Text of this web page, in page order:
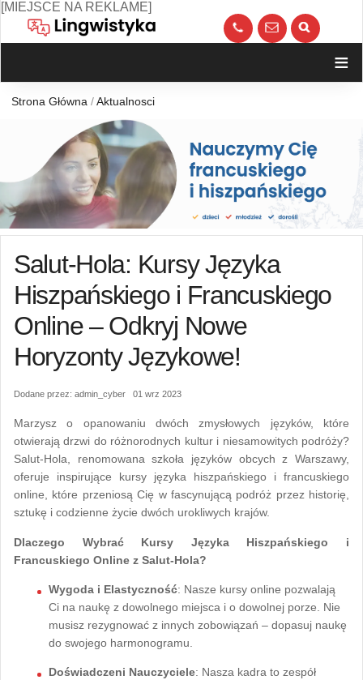
Skip
content
[MIEJSCE NA REKLAME]
≡
Strona Główna /Aktualnosci
Salut-Hola: Kursy Języka
Hiszpańskiego i Francuskiego
Online – Odkryj Nowe
Horyzonty Językowe!
Dodane przez: admin_cyber 01 wrz 2023
Marzysz o opanowaniu dwóch zmysłowych języków, które
otwierają drzwi do różnorodnych kultur i niesamowitych podróży?
Salut-Hola, renomowana szkoła języków obcych z Warszawy,
oferuje inspirujące kursy języka hiszpańskiego i francuskiego
online, które przeniosą Cię w fascynującą podróż przez historię,
sztukę i codzienne życie dwóch urokliwych krajów.
Dlaczego Wybrać Kursy Języka Hiszpańskiego i
Francuskiego Online z Salut-Hola?
Wygoda i Elastyczność: Nasze kursy online pozwalają
Ci na naukę z dowolnego miejsca i o dowolnej porze. Nie
musisz rezygnować z innych zobowiązań – dopasuj naukę
do swojego harmonogramu.
Doświadczeni Nauczyciele: Nasza kadra to zespół